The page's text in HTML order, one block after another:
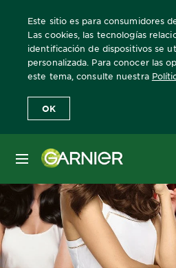
Este sitio es para consumidores
Las cookies, las tecnologías
identificación de dispositivos se
personalizada. Para conocer las
este tema, consulte nuestra
OK
MENÚ
Home Revista Garnier Consejos